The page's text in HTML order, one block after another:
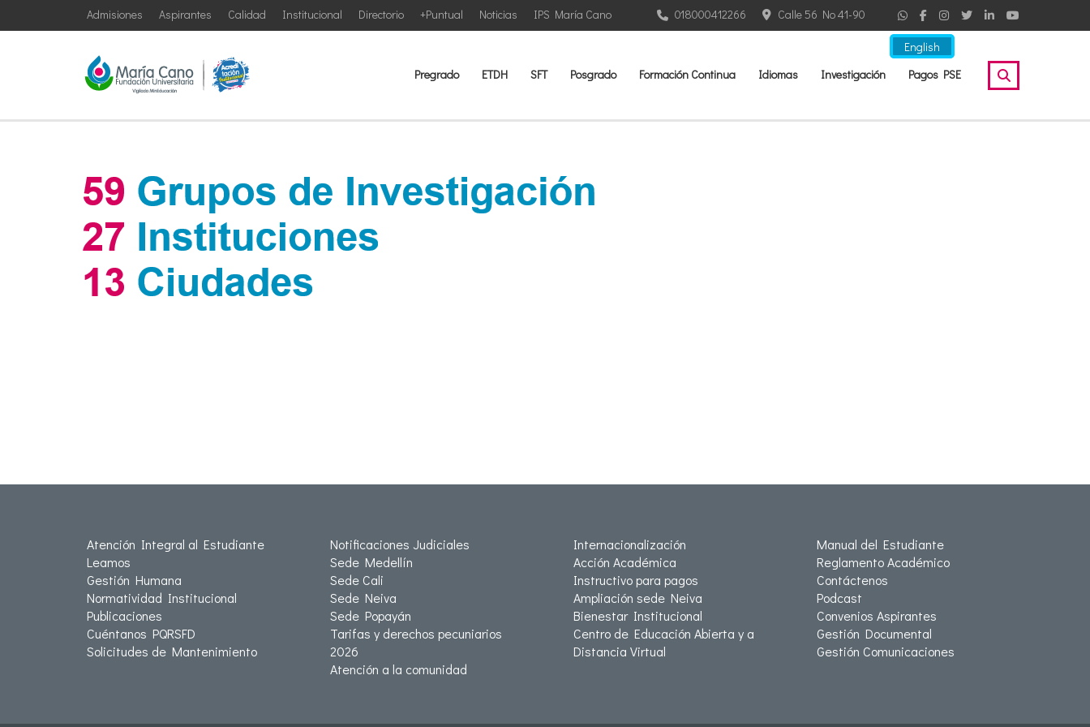
English
IPS María Cano
Noticias
+Puntual
Directorio
Institucional
Calidad
Aspirantes
Admisiones Calle 56 No 41-90
018000412266
Pregrado ETDH SFT Posgrado Formación Continua Idiomas Investigación Pagos PSE
Atención Integral al Estudiante
Leamos
Gestión Humana
Normatividad Institucional
Publicaciones
Cuéntanos PQRSFD
Solicitudes de Mantenimiento
Notificaciones Judiciales
Sede Medellín
Sede Cali
Sede Neiva
Sede Popayán
Tarifas y derechos pecuniarios
2026
Atención a la comunidad
Internacionalización
Acción Académica
Instructivo para pagos
Ampliación sede Neiva
Bienestar Institucional
Centro de Educación Abierta y a
Distancia Virtual
Manual del Estudiante
Reglamento Académico
Contáctenos
Podcast
Convenios Aspirantes
Gestión Documental
Gestión Comunicaciones